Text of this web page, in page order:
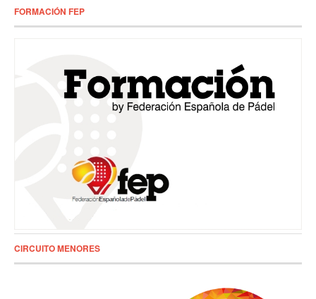
FORMACIÓN FEP
CIRCUITO MENORES